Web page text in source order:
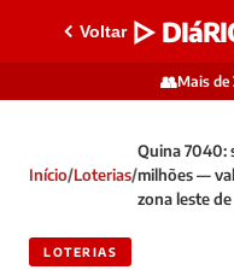
Voltar ▷
👥Mais de
Início/Loterias/
Quina 7040:
milhões —
zona leste de
LOTERIAS